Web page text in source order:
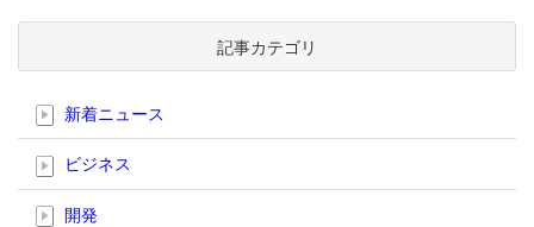
記事カテゴリ
新着ニュース
ビジネス
開発